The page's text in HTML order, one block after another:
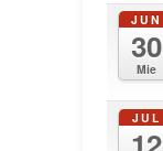
JUN
30
Mie
JUL